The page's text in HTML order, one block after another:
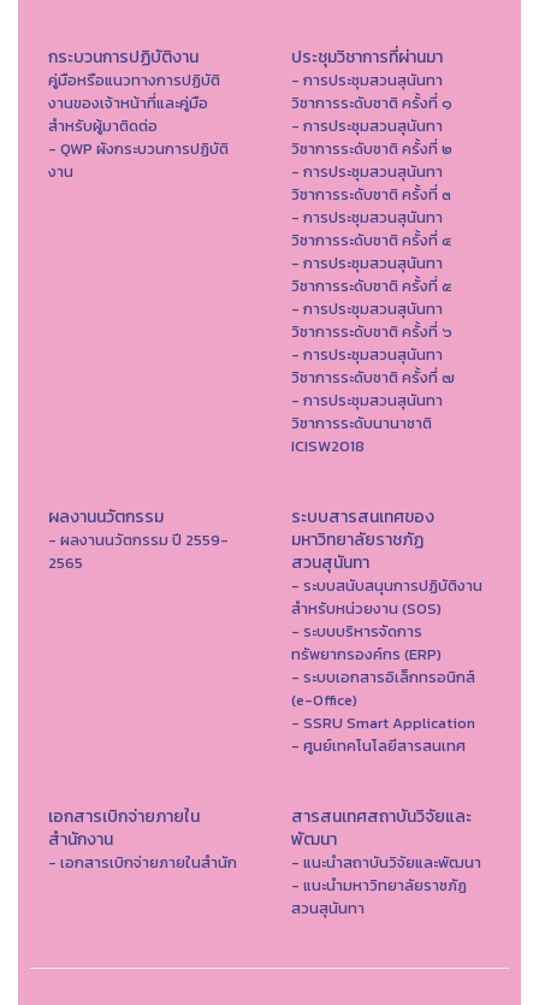
กระบวนการปฏิบัติงาน
คู่มือหรือแนวทางการปฏิบัติ
งานของเจ้าหน้าที่และคู่มือ
สำหรับผู้มาติดต่อ
- QWP ผังกระบวนการปฏิบัติ
งาน
ประชุมวิชาการที่ผ่านมา
- การประชุมสวนสุนันทา
วิชาการระดับชาติ ครั้งที่ ๑
- การประชุมสวนสุนันทา
วิชาการระดับชาติ ครั้งที่ ๒
- การประชุมสวนสุนันทา
วิชาการระดับชาติ ครั้งที่ ๓
- การประชุมสวนสุนันทา
วิชาการระดับชาติ ครั้งที่ ๔
- การประชุมสวนสุนันทา
วิชาการระดับชาติ ครั้งที่ ๕
- การประชุมสวนสุนันทา
วิชาการระดับชาติ ครั้งที่ ๖
- การประชุมสวนสุนันทา
วิชาการระดับชาติ ครั้งที่ ๗
- การประชุมสวนสุนันทา
วิชาการระดับนานาชาติ
ICISW2018
ผลงานนวัตกรรม
- ผลงานนวัตกรรม ปี 2559-
2565
ระบบสารสนเทศของ
มหาวิทยาลัยราชภัฏ
สวนสุนันทา
- ระบบสนับสนุนการปฏิบัติงาน
สำหรับหน่วยงาน (SOS)
- ระบบบริหารจัดการ
ทรัพยากรองค์กร (ERP)
- ระบบเอกสารอิเล็กทรอนิกส์
(e-Office)
- SSRU Smart Application
- ศูนย์เทคโนโลยีสารสนเทศ
เอกสารเบิกจ่ายภายใน
สำนักงาน
- เอกสารเบิกจ่ายภายในสำนัก
สารสนเทศสถาบันวิจัยและ
พัฒนา
- แนะนำสถาบันวิจัยและพัฒนา
- แนะนำมหาวิทยาลัยราชภัฏ
สวนสุนันทา